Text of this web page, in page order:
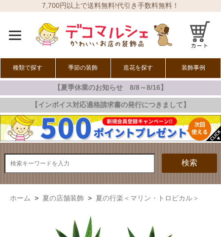
7,700円以上で送料無料!代引き手数料無料！
種類で探す 季節の装飾
春の装飾
夏の装飾
秋の装飾
冬の装飾
オールシーズン
造花を探す 装飾事例
【夏季休業のお知らせ 8/8～8/16】
【インボイス対応適格請求書の発行につきまして】
検索
ホーム > 夏の店舗装飾 > 夏の行楽＜マリン・トロピカル＞